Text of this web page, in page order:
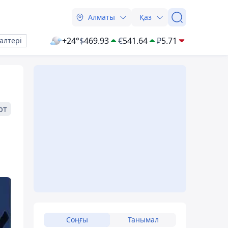
Алматы Қаз
+24°$469.93 €541.64 ₽5.71
Соңғы Танымал